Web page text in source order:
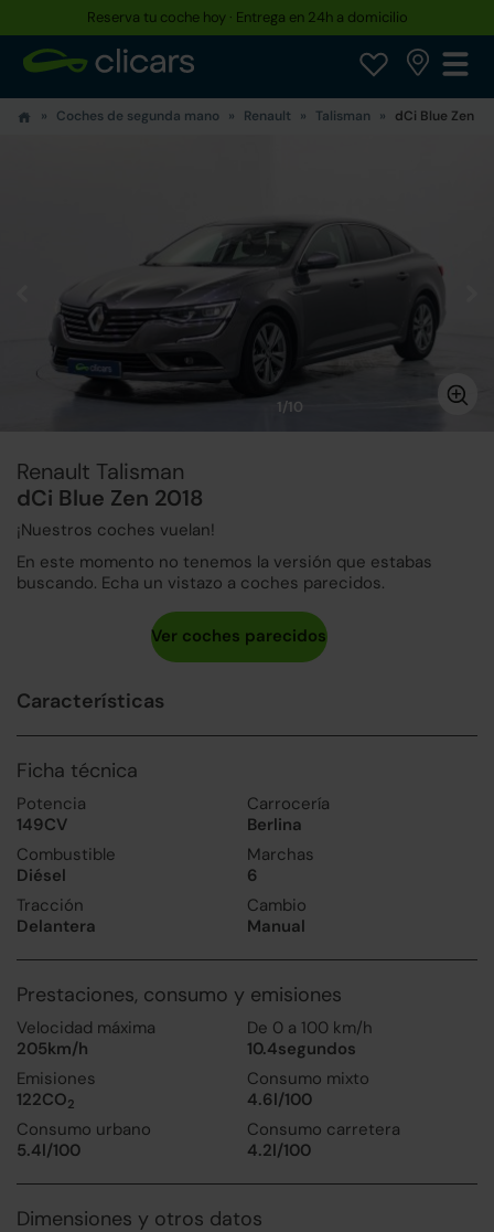
Reserva tu coche hoy · Entrega en 24h a domicilio
Coches de segunda mano Renault Talisman dCi Blue Zen
1/10
Renault Talisman
dCi Blue Zen 2018
¡Nuestros coches vuelan!
En este momento no tenemos la versión que estabas
buscando. Echa un vistazo a coches parecidos.
Características
Ficha técnica
Potencia
149CV
Carrocería
Berlina
Combustible
Diésel
Marchas
6
Tracción
Delantera
Cambio
Manual
Prestaciones, consumo y emisiones
Velocidad máxima
205km/h
De 0 a 100 km/h
10.4segundos
Emisiones
122CO2
Consumo mixto
4.6l/100
Consumo urbano
5.4l/100
Consumo carretera
4.2l/100
Dimensiones y otros datos